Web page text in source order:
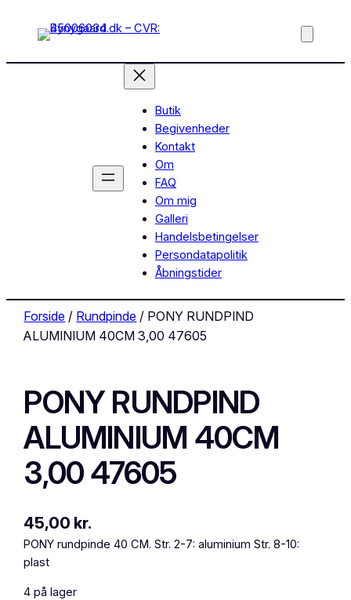
Butik
Begivenheder
Kontakt
Om
FAQ
Om mig
Galleri
Handelsbetingelser
Persondatapolitik
Åbningstider
Forside / Rundpinde / PONY RUNDPIND
ALUMINIUM 40CM 3,00 47605
PONY RUNDPIND
ALUMINIUM 40CM
3,00 47605
45,00 kr.
PONY rundpinde 40 CM. Str. 2-7: aluminium Str. 8-10:
plast
4 på lager